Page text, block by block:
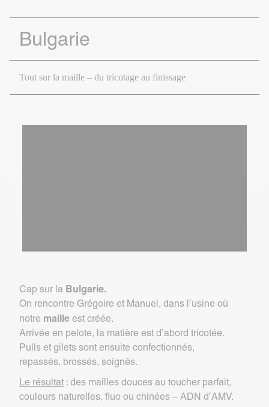
Bulgarie
Tout sur la maille – du tricotage au finissage
Cap sur la Bulgarie.
On rencontre Grégoire et Manuel, dans l’usine où
notre maille est créée.
Arrivée en pelote, la matière est d’abord tricotée.
Pulls et gilets sont ensuite confectionnés,
repassés, brossés, soignés.
Le résultat : des mailles douces au toucher parfait,
couleurs naturelles, fluo ou chinées – ADN d’AMV.